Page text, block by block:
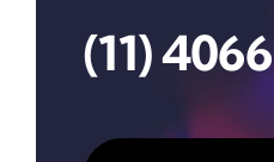
(11)